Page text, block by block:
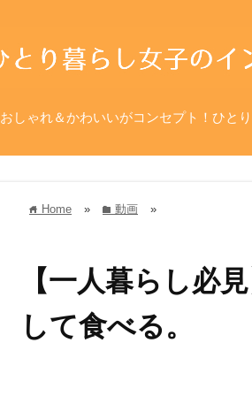
おしゃれ＆かわいいがコンセプト！ひと
home Home » folder 動画 »
【一人暮らし必
して食べる。